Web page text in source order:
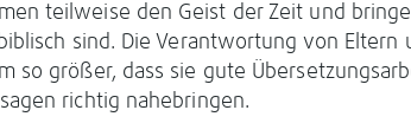
teilweise den Geist der Zeit und
sind. Die Verantwortung von Eltern
so größer, dass sie gute
richtig nahebringen.